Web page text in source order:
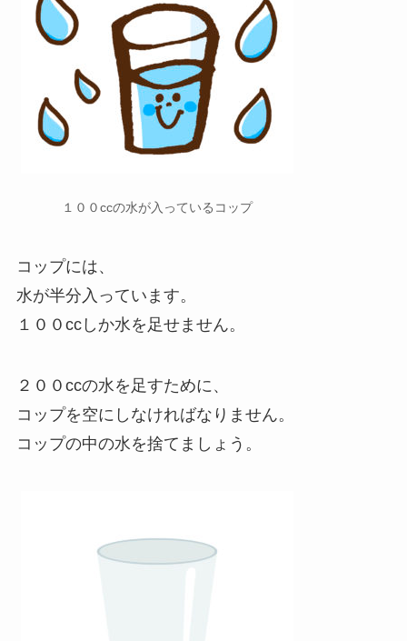
１００ccの水が入っているコップ
コップには、
水が半分入っています。
１００ccしか水を足せません。
２００ccの水を足すために、
コップを空にしなければなりません。
コップの中の水を捨てましょう。